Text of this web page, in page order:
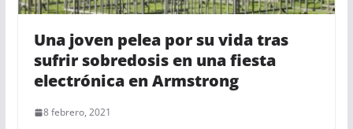
Una joven pelea por su vida tras
sufrir sobredosis en una fiesta
electrónica en Armstrong
8 febrero, 2021